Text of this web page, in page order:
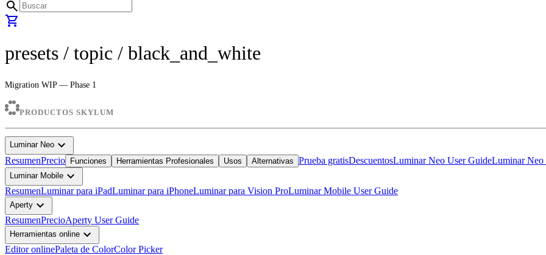
search
shopping_cart
presets / topic / black_and_white
Migration WIP — Phase 1
PRODUCTOS SKYLUM
Luminar Neo expand_more
ResumenPrecio Funciones Herramientas Profesionales Usos Alternativas Prueba gratisDescuentosLuminar Neo User GuideLuminar Neo
Luminar Mobile expand_more
ResumenLuminar para iPadLuminar para iPhoneLuminar para Vision ProLuminar Mobile User Guide
Aperty expand_more
ResumenPrecioAperty User Guide
Herramientas online expand_more
Editor onlinePaleta de ColorColor Picker